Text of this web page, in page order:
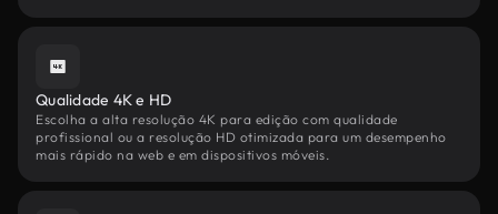
Qualidade 4K e HD
Escolha a alta resolução 4K para edição com qualidade
profissional ou a resolução HD otimizada para um desempenho
mais rápido na web e em dispositivos móveis.